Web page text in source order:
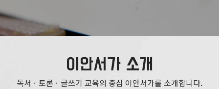
이안서가 소개
독서ㆍ토론ㆍ글쓰기 교육의 중심 이안서가를 소개합니다.